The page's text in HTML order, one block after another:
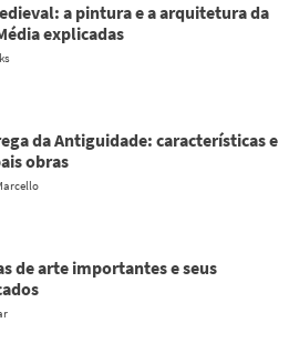
a pintura e a arquitetura da
explicadas
da Antiguidade: características e
obras
de arte importantes e seus